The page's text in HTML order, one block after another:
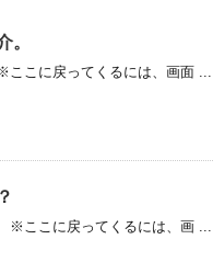
。
ここに戻ってくるには、画面 ...
※ここに戻ってくるには、画 ...